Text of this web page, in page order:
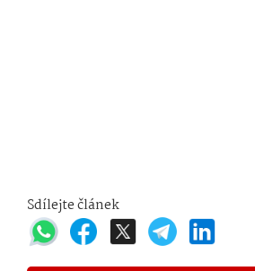
Sdílejte článek